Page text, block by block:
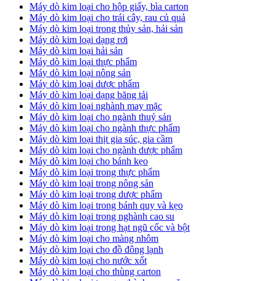
Máy dò kim loại cho hộp giấy, bìa carton
Máy dò kim loại cho trái cây, rau củ quả
Máy dò kim loại trong thủy sản, hải sản
Máy dò kim loại dạng rơi
Máy dò kim loại hải sản
Máy dò kim loại thực phẩm
Máy dò kim loại nông sản
Máy dò kim loại dược phẩm
Máy dò kim loại dạng băng tải
Máy dò kim loại nghành may mặc
Máy dò kim loại cho ngành thuỷ sản
Máy dò kim loại cho ngành thực phẩm
Máy dò kim loại thịt gia súc, gia cầm
Máy dò kim loại cho ngành dược phẩm
Máy dò kim loại cho bánh kẹo
Máy dò kim loại trong thực phẩm
Máy dò kim loại trong nông sản
Máy dò kim loại trong dược phẩm
Máy dò kim loại trong bánh quy và kẹo
Máy dò kim loại trong nghành cao su
Máy dò kim loại trong hạt ngũ cốc và bột
Máy dò kim loại cho màng nhôm
Máy dò kim loại cho đồ đông lạnh
Máy dò kim loại cho nước xốt
Máy dò kim loại cho thùng carton